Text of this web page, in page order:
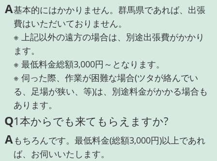
A基本的にはかかりません。群馬県であれば、出張
費はいただいておりません。
※ 上記以外の遠方の場合は、別途出張費がかかり
ます。
※ 最低料金総額3,000円～となります。
※ 伺った際、作業が困難な場合(ツタが絡んでい
る、足場が狭い、等)は、別途料金がかかる場合も
あります。
Q1本からでも来てもらえますか?
Aもちろんです。最低料金(総額3,000円)以上であれ
ば、お伺いいたします。